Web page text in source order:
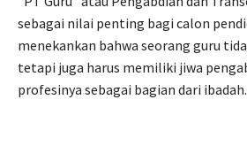
sebagai nilai penting bagi calon
menekankan bahwa seorang guru
tetapi juga harus memiliki jiwa
profesinya sebagai bagian dari ibadah.